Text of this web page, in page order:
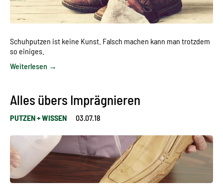
Schuhputzen ist keine Kunst. Falsch machen kann man trotzdem
so einiges.
Weiterlesen →
Alles übers Imprägnieren
PUTZEN + WISSEN 03.07.18